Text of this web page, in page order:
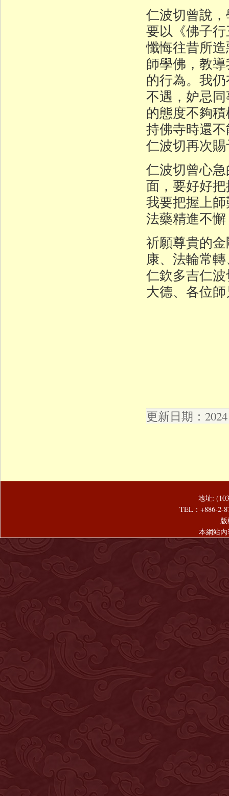
仁波切曾說
要以《佛子
懺悔往昔所
師學佛，教
的行為。我
不遇，妒忌
的態度不夠
持佛寺時還
仁波切再次
仁波切曾心
面，要好好
我要把握上
法藥精進不
祈願尊貴的
康、法輪常
仁欽多吉仁
大德、各位
更新日期：
地址:
TEL：+886-2-
本網站